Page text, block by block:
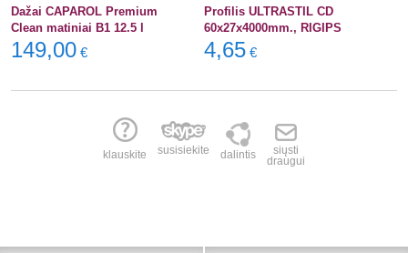
Dažai CAPAROL Premium
Clean matiniai B1 12.5 l
149,00 €
Profilis ULTRASTIL CD
60x27x4000mm., RIGIPS
4,65 €
klauskite susisiekite dalintis
siųsti
draugui